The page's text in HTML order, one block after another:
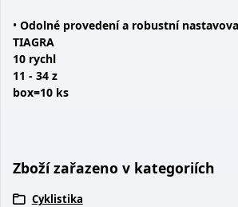
• Odolné provedení a robustní
TIAGRA
10 rychl
11 - 34 z
box=10 ks
Zboží zařazeno v kategoriích
Cyklistika